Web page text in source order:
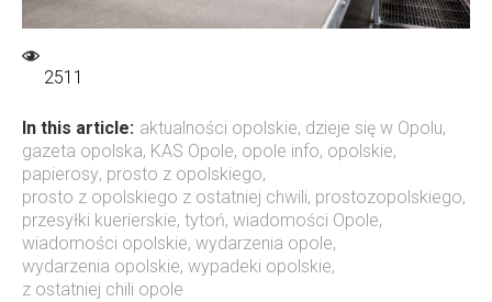
2511
In this article: aktualności opolskie, dzieje się w Opolu,
gazeta opolska, KAS Opole, opole info, opolskie,
papierosy, prosto z opolskiego,
prosto z opolskiego z ostatniej chwili, prostozopolskiego,
przesyłki kuerierskie, tytoń, wiadomości Opole,
wiadomości opolskie, wydarzenia opole,
wydarzenia opolskie, wypadeki opolskie,
z ostatniej chili opole